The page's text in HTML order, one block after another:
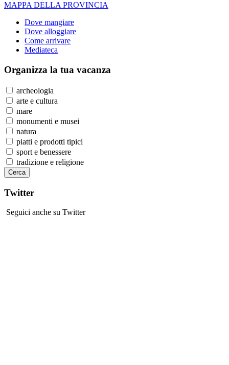
MAPPA DELLA PROVINCIA
Dove mangiare
Dove alloggiare
Come arrivare
Mediateca
Organizza la tua vacanza
archeologia
arte e cultura
mare
monumenti e musei
natura
piatti e prodotti tipici
sport e benessere
tradizione e religione
Twitter
Seguici anche su Twitter